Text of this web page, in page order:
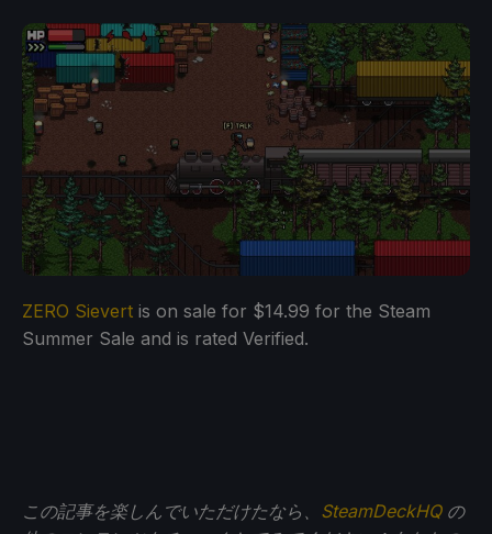
ZERO Sievert is on sale for $14.99 for the Steam
Summer Sale and is rated Verified.
この記事を楽しんでいただけたなら、 SteamDeckHQの